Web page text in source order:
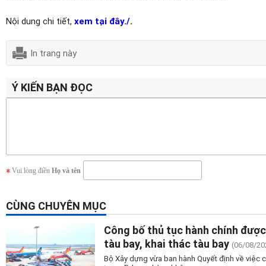
Nội dung chi tiết, xem tại đây./.
In trang này
Ý KIẾN BẠN ĐỌC
Vui lòng điền Họ và tên
CÙNG CHUYÊN MỤC
Công bố thủ tục hành chính
tàu bay, khai thác tàu bay (06/08/
Bộ Xây dựng vừa ban hành Quyết định về